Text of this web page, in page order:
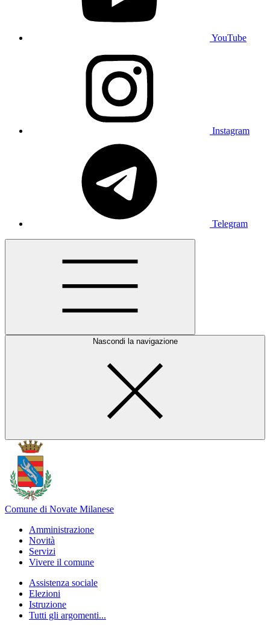
YouTube
Instagram
Telegram
Nascondi la navigazione
Comune di Novate Milanese
Amministrazione
Novità
Servizi
Vivere il comune
Assistenza sociale
Elezioni
Istruzione
Tutti gli argomenti...